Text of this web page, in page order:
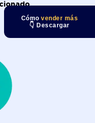
Cómovender más
👇 Descargar